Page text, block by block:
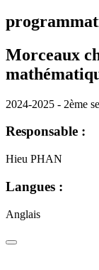
Morceaux
2024-2025 - 2ème
Responsable :
Hieu PHAN
Langues :
Anglais